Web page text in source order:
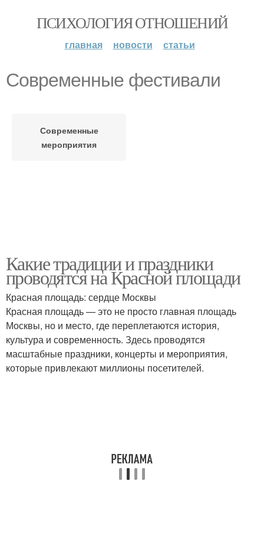
ПСИХОЛОГИЯ ОТНОШЕНИЙ
главная новости статьи
Современные фестивали
Современные
мероприятия
Какие традиции и праздники
проводятся на Красной площади
Красная площадь: сердце Москвы
Красная площадь — это не просто главная площадь
Москвы, но и место, где переплетаются история,
культура и современность. Здесь проводятся
масштабные праздники, концерты и мероприятия,
которые привлекают миллионы посетителей.